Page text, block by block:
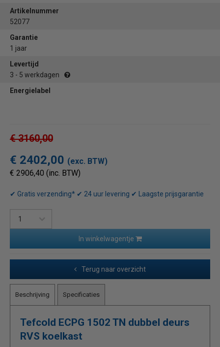
Artikelnummer
52077
Garantie
1 jaar
Levertijd
3 - 5 werkdagen
Energielabel
€ 3160,00
€ 2402,00 (exc. BTW)
€ 2906,40 (inc. BTW)
✔ Gratis verzending* ✔ 24 uur levering ✔ Laagste prijsgarantie
In winkelwagentje
Terug naar overzicht
Beschrijving Specificaties
Tefcold ECPG 1502 TN dubbel deurs
RVS koelkast